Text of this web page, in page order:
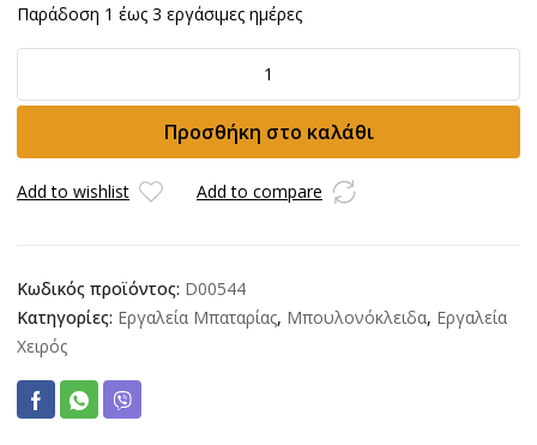
Παράδοση 1 έως 3 εργάσιμες ημέρες
μπαταρίας
IW
1/2''
ποσότητα
Προσθήκη στο καλάθι
Add to wishlist Add to compare
Κωδικός προϊόντος: D00544
Κατηγορίες: Εργαλεία Μπαταρίας, Μπουλονόκλειδα, Εργαλεία
Χειρός